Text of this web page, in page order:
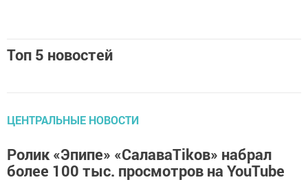
Топ 5 новостей
ЦЕНТРАЛЬНЫЕ НОВОСТИ
Ролик «Эпипе» «СалаваТikов» набрал
более 100 тыс. просмотров на YouTube